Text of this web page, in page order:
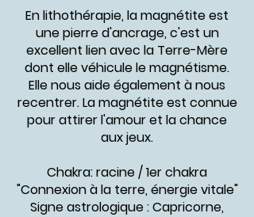
En lithothérapie, la magnétite est
une pierre d'ancrage, c'est un
excellent lien avec la Terre-Mère
dont elle véhicule le magnétisme.
Elle nous aide également à nous
recentrer. La magnétite est connue
pour attirer l'amour et la chance
aux jeux.
Chakra:racine / 1er chakra
"Connexion à la terre, énergie vitale"
Signe astrologique : Capricorne,